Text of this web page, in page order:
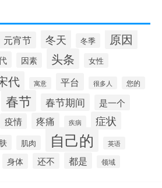
元宵节 冬天 冬季 原因
因素 头条 女性
代 寓意 平台 很多人 您的
春节 春节期间 是一个
疫情 疼痛 疾病 症状
肌肉 自己的 英语
身体 还不 都是 领域